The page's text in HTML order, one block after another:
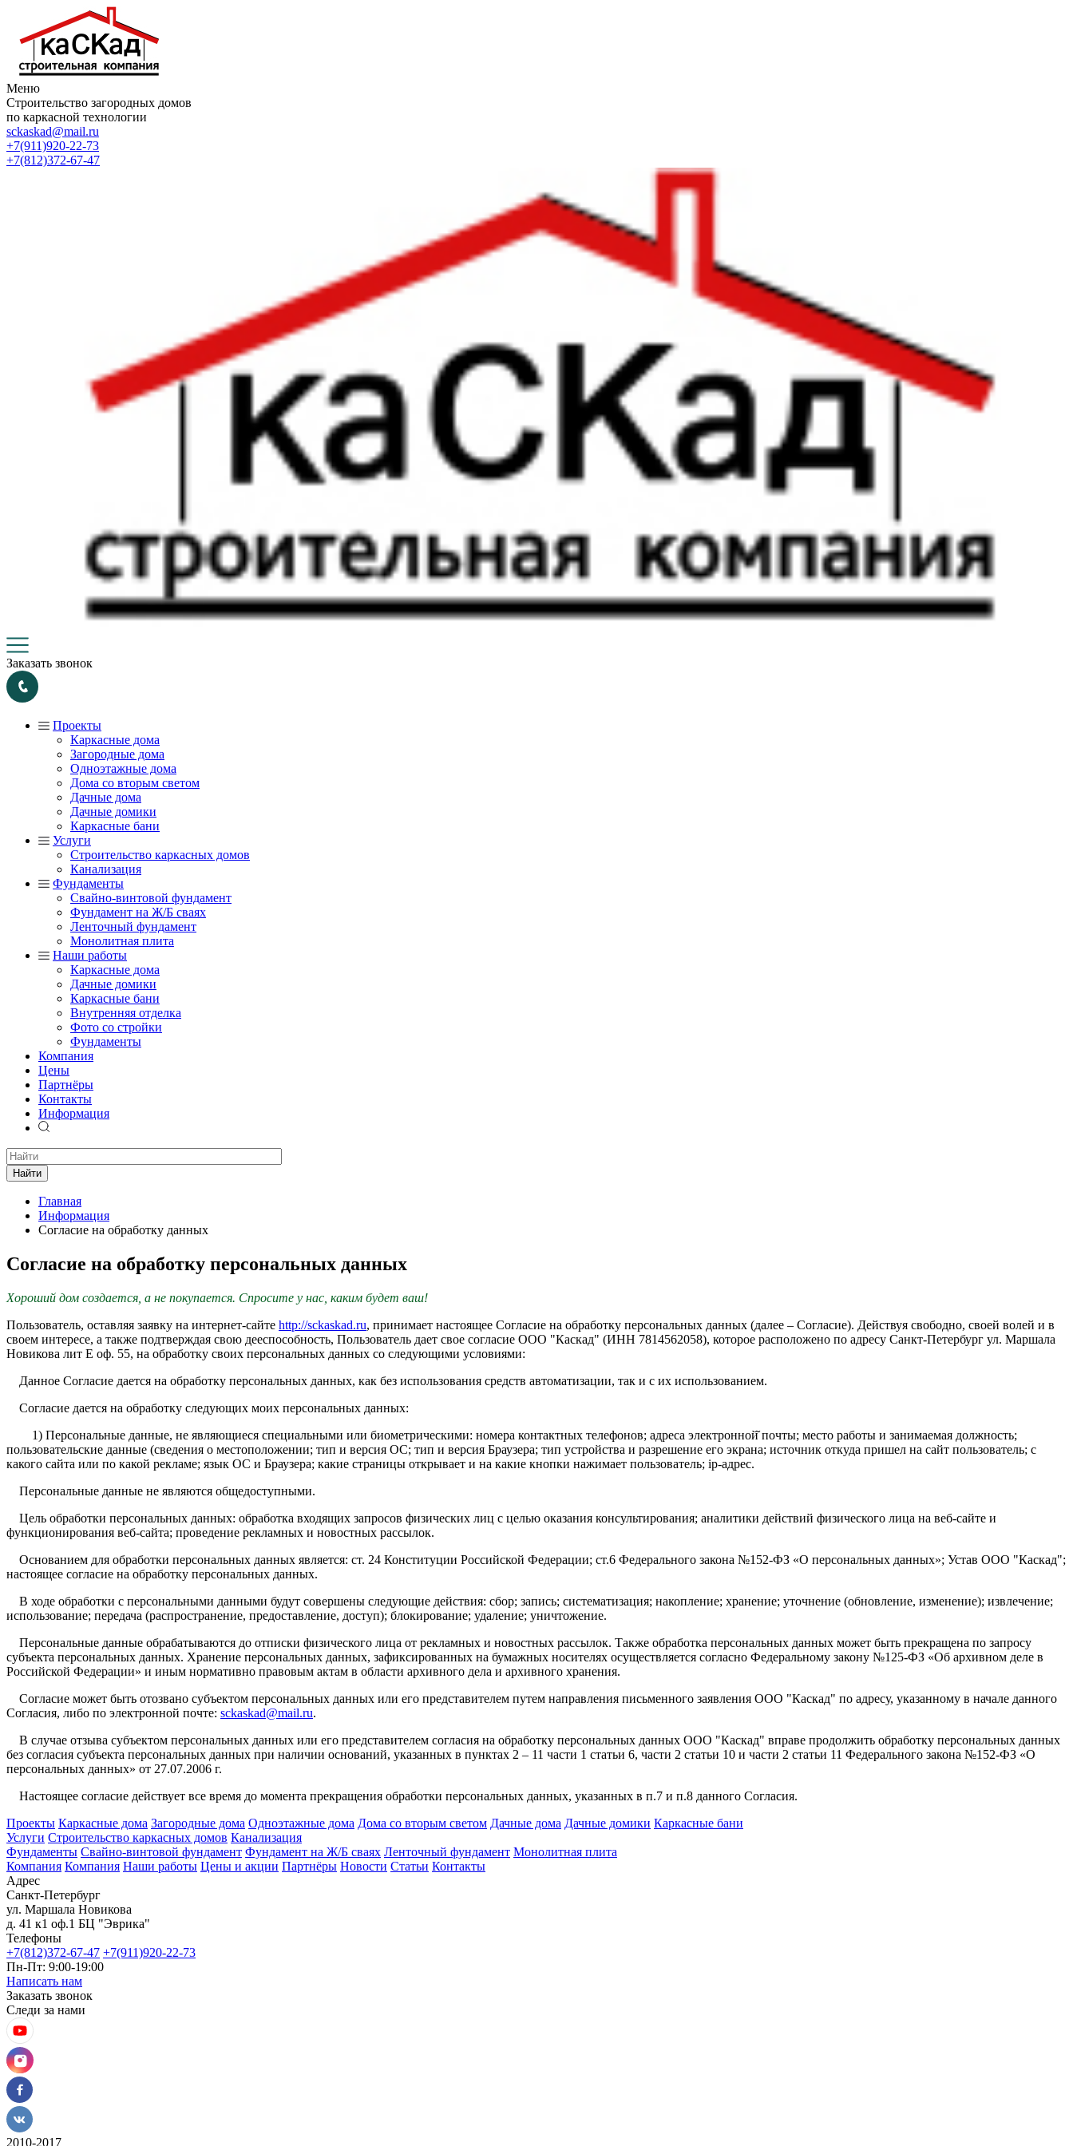
Меню
Строительство загородных домов
по каркасной технологии
sckaskad@mail.ru
+7(911)920-22-73
+7(812)372-67-47
Заказать звонок
Проекты
Каркасные дома
Загородные дома
Одноэтажные дома
Дома со вторым светом
Дачные дома
Дачные домики
Каркасные бани
Услуги
Строительство каркасных домов
Канализация
Фундаменты
Свайно-винтовой фундамент
Фундамент на Ж/Б сваях
Ленточный фундамент
Монолитная плита
Наши работы
Каркасные дома
Дачные домики
Каркасные бани
Внутренняя отделка
Фото со стройки
Фундаменты
Компания
Цены
Партнёры
Контакты
Информация
Найти
Главная
Информация
Согласие на обработку данных
Согласие на обработку персональных данных
Хороший дом создается, а не покупается. Спросите у нас, каким будет ваш!
Пользователь, оставляя заявку на интернет-сайте http://sckaskad.ru, принимает настоящее Согласие на обработку персональных данных (далее – Согласие). Действуя свободно, своей волей и в
своем интересе, а также подтверждая свою дееспособность, Пользователь дает свое согласие ООО "Каскад" (ИНН 7814562058), которое расположено по адресу Санкт-Петербург ул. Маршала
Новикова лит Е оф. 55, на обработку своих персональных данных со следующими условиями:
Данное Согласие дается на обработку персональных данных, как без использования средств автоматизации, так и с их использованием.
Согласие дается на обработку следующих моих персональных данных:
1) Персональные данные, не являющиеся специальными или биометрическими: номера контактных телефонов; адреса электронной̆ почты; место работы и занимаемая должность;
пользовательские данные (сведения о местоположении; тип и версия ОС; тип и версия Браузера; тип устройства и разрешение его экрана; источник откуда пришел на сайт пользователь; с
какого сайта или по какой рекламе; язык ОС и Браузера; какие страницы открывает и на какие кнопки нажимает пользователь; ip-адрес.
Персональные данные не являются общедоступными.
Цель обработки персональных данных: обработка входящих запросов физических лиц с целью оказания консультирования; аналитики действий физического лица на веб-сайте и
функционирования веб-сайта; проведение рекламных и новостных рассылок.
Основанием для обработки персональных данных является: ст. 24 Конституции Российской Федерации; ст.6 Федерального закона №152-ФЗ «О персональных данных»; Устав ООО "Каскад";
настоящее согласие на обработку персональных данных.
В ходе обработки с персональными данными будут совершены следующие действия: сбор; запись; систематизация; накопление; хранение; уточнение (обновление, изменение); извлечение;
использование; передача (распространение, предоставление, доступ); блокирование; удаление; уничтожение.
Персональные данные обрабатываются до отписки физического лица от рекламных и новостных рассылок. Также обработка персональных данных может быть прекращена по запросу
субъекта персональных данных. Хранение персональных данных, зафиксированных на бумажных носителях осуществляется согласно Федеральному закону №125-ФЗ «Об архивном деле в
Российской Федерации» и иным нормативно правовым актам в области архивного дела и архивного хранения.
Согласие может быть отозвано субъектом персональных данных или его представителем путем направления письменного заявления ООО "Каскад" по адресу, указанному в начале данного
Согласия, либо по электронной почте: sckaskad@mail.ru.
В случае отзыва субъектом персональных данных или его представителем согласия на обработку персональных данных ООО "Каскад" вправе продолжить обработку персональных данных
без согласия субъекта персональных данных при наличии оснований, указанных в пунктах 2 – 11 части 1 статьи 6, части 2 статьи 10 и части 2 статьи 11 Федерального закона №152-ФЗ «О
персональных данных» от 27.07.2006 г.
Настоящее согласие действует все время до момента прекращения обработки персональных данных, указанных в п.7 и п.8 данного Согласия.
Проекты Каркасные дома Загородные дома Одноэтажные дома Дома со вторым светом Дачные дома Дачные домики Каркасные бани
Услуги Строительство каркасных домов Канализация
Фундаменты Свайно-винтовой фундамент Фундамент на Ж/Б сваях Ленточный фундамент Монолитная плита
Компания Компания Наши работы Цены и акции Партнёры Новости Статьи Контакты
Адрес
Санкт-Петербург
ул. Маршала Новикова
д. 41 к1 оф.1 БЦ "Эврика"
Телефоны
+7(812)372-67-47 +7(911)920-22-73
Пн-Пт: 9:00-19:00
Написать нам
Заказать звонок
Следи за нами
2010-2017